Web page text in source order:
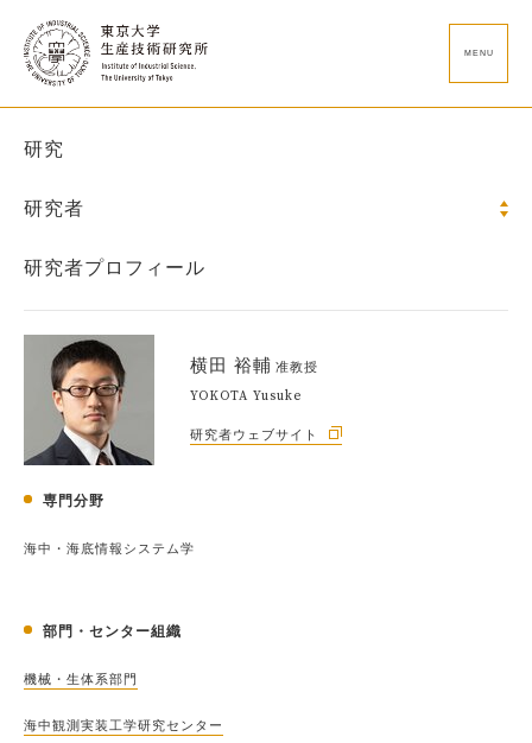
MENU
研究
研究者
研究者プロフィール
横田 裕輔 准教授
YOKOTA Yusuke
研究者ウェブサイト
専門分野
海中・海底情報システム学
部門・センター組織
機械・生体系部門
海中観測実装工学研究センター